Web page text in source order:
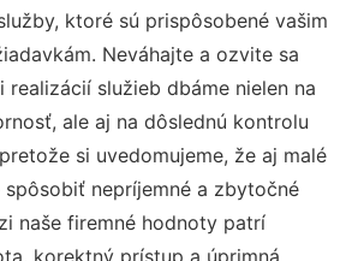
ktoré sú prispôsobené vašim
Neváhajte a ozvite sa
realizácií služieb dbáme nielen na
ale aj na dôslednú kontrolu
si uvedomujeme, že aj malé
nepríjemné a zbytočné
naše firemné hodnoty patrí
korektný prístup a úprimná